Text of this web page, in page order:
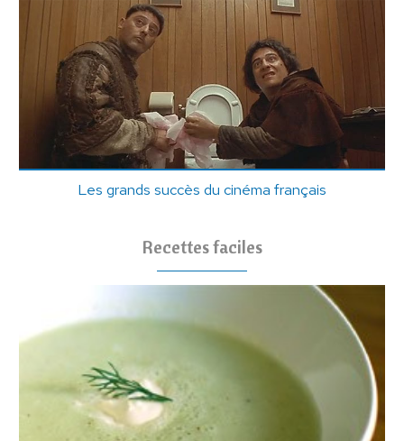
Les grands succès du cinéma français
Recettes faciles